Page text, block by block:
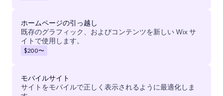
ホームページの引っ越し
既存のグラフィック、およびコンテンツを新しい Wix サ
イトで使用します。
$200〜
モバイルサイト
サイトをモバイルで正しく表示されるように最適化しま